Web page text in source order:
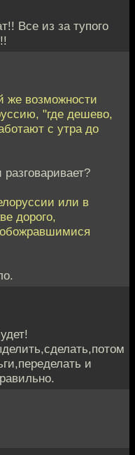
Все из за тупого
же возможности
"где дешево,
с утра до
или в
дорого,
и